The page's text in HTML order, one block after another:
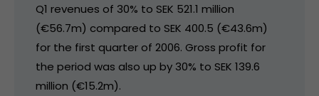
Q1 revenues of 30% to SEK 521.1 million
(€56.7m) compared to SEK 400.5 (€43.6m)
for the first quarter of 2006. Gross profit for
the period was also up by 30% to SEK 139.6
million (€15.2m).